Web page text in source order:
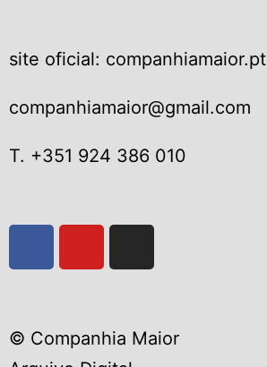
site oficial: companhiamaior.pt
companhiamaior@gmail.com
T. +351 924 386 010
© Companhia Maior